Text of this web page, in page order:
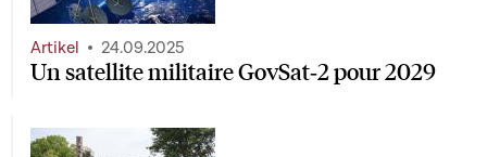
Un satellite militaire GovSat‑2 pour 2029
Artikel 24.09.2025